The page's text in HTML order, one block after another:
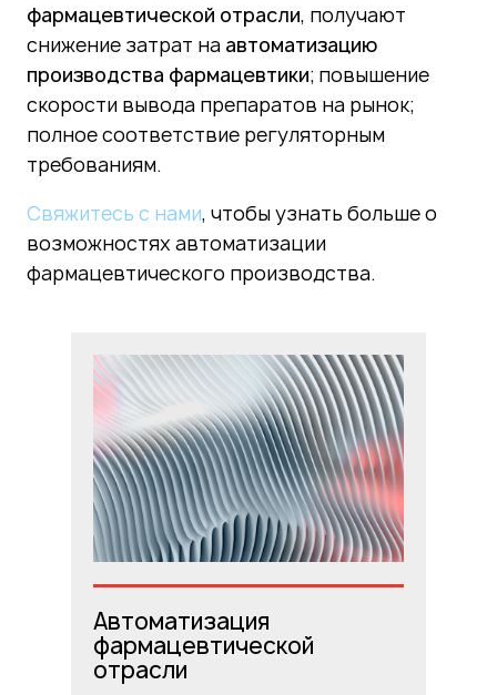
фармацевтической отрасли, получают
снижение затрат на автоматизацию
производства фармацевтики; повышение
скорости вывода препаратов на рынок;
полное соответствие регуляторным
требованиям.
Свяжитесь с нами, чтобы узнать больше о
возможностях автоматизации
фармацевтического производства.
Автоматизация
фармацевтической
отрасли